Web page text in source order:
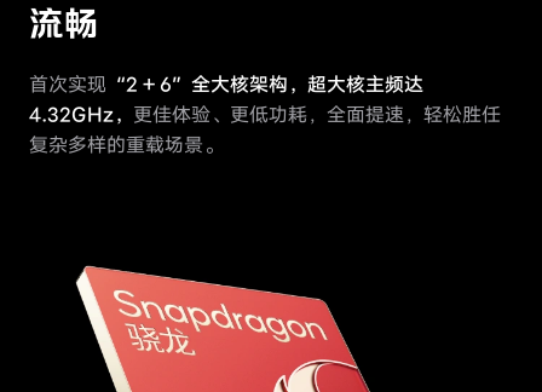
流畅
首次实现 “2 + 6”全大核架构，超大核主频达
4.32GHz， 更佳体验、更低功耗， 全面提速，轻松胜任
复杂多样的重载场景。